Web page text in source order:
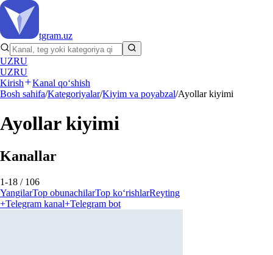
tgram.uz
UZRU
UZRU
Kirish
Kanal qo‘shish
Bosh sahifa/Kategoriyalar/Kiyim va poyabzal/Ayollar kiyimi
Ayollar kiyimi
Kanallar
1-18 / 106
YangilarTop obunachilarTop ko‘rishlarReyting
+Telegram kanal+Telegram bot